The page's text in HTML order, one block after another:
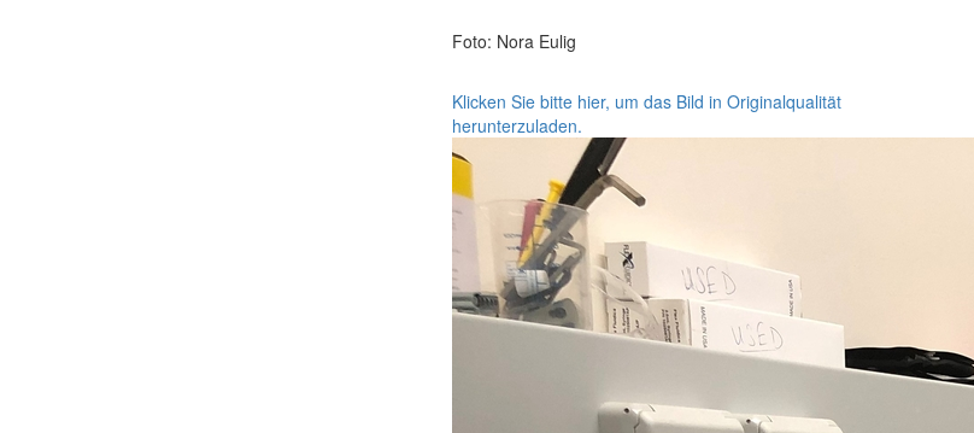
Foto: Nora Eulig
Klicken Sie bitte hier, um das Bild in Originalqualität
herunterzuladen.